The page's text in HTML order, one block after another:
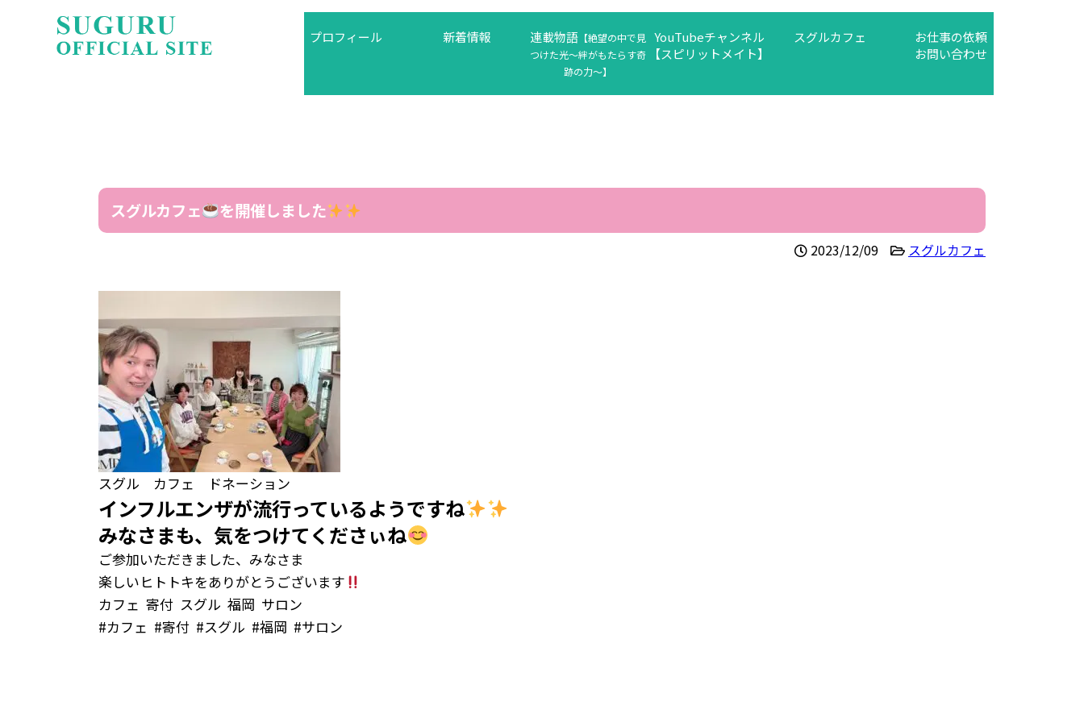
プロフィール 新着情報 連載物語 【絶望の中で見
つけた光〜絆がもたらす奇
跡の力〜】
YouTubeチャンネル
【スピリットメイト】
スグルカフェ
お仕事の依頼
お問い合わせ
スグルカフェ を開催しました
2023/12/09 スグルカフェ
スグル カフェ ドネーション
インフルエンザが流行っているようですね
みなさまも、気をつけてくださぃね
ご参加いただきました、みなさま
楽しいヒトトキをありがとうございます
カフェ 寄付 スグル 福岡 サロン
#カフェ #寄付 #スグル #福岡 #サロン